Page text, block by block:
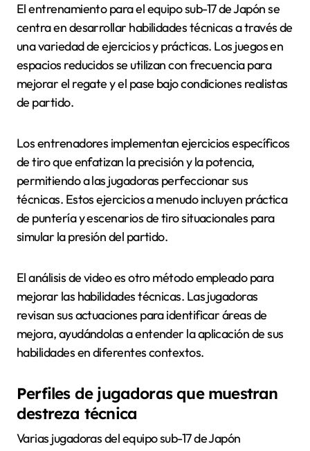
El entrenamiento para el equipo sub-17 de Japón se
centra en desarrollar habilidades técnicas a través de
una variedad de ejercicios y prácticas. Los juegos en
espacios reducidos se utilizan con frecuencia para
mejorar el regate y el pase bajo condiciones realistas
de partido.
Los entrenadores implementan ejercicios específicos
de tiro que enfatizan la precisión y la potencia,
permitiendo a las jugadoras perfeccionar sus
técnicas. Estos ejercicios a menudo incluyen práctica
de puntería y escenarios de tiro situacionales para
simular la presión del partido.
El análisis de video es otro método empleado para
mejorar las habilidades técnicas. Las jugadoras
revisan sus actuaciones para identificar áreas de
mejora, ayudándolas a entender la aplicación de sus
habilidades en diferentes contextos.
Perfiles de jugadoras que muestran
destreza técnica
Varias jugadoras del equipo sub-17 de Japón